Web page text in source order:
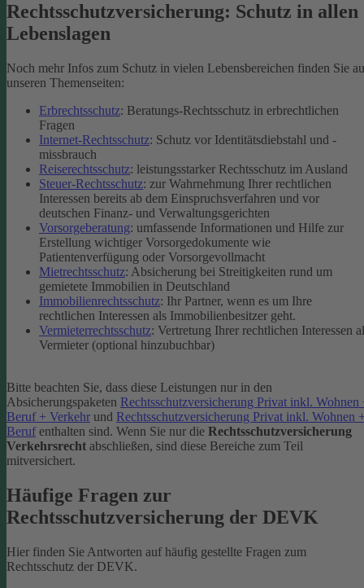
Rechtsschutzversicherung: Schutz in allen
Lebenslagen
Noch mehr Infos zum Schutz in vielen Lebensbereichen finden Sie
unseren Themenseiten:
Erbrechtsschutz: Beratungs-Rechtsschutz in erbrechtlichen
Fragen
Internet-Rechtsschutz: Schutz vor Identitätsdiebstahl und -
missbrauch
Reiserechtsschutz: leistungsstarker Rechtsschutz im Ausland
Steuer-Rechtsschutz: zur Wahrnehmung Ihrer rechtlichen
Interessen bereits ab dem Einspruchsverfahren und vor
deutschen Finanz- und Verwaltungsgerichten
Vorsorgeberatung: umfassende Informationen und Hilfe zur
Erstellung wichtiger Vorsorgedokumente wie
Patientenverfügung oder Vorsorgevollmacht
Mietrechtsschutz: Absicherung bei Streitigkeiten rund um
gemietete Immobilien in Deutschland
Immobilienrechtsschutz: Ihr Partner, wenn es um Ihre
rechtlichen Interessen als Immobilienbesitzer geht.
Vermieterrechtsschutz: Vertretung Ihrer rechtlichen Interessen
Vermieter (optional hinzubuchbar)
Bitte beachten Sie, dass diese Leistungen nur in den
Absicherungspaketen Rechtsschutzversicherung Privat inkl. Wohnen
Beruf + Verkehr und Rechtsschutzversicherung Privat inkl. Wohnen
Beruf enthalten sind. Wenn Sie nur die Rechtsschutzversicherung
Verkehrsrecht abschließen, sind diese Bereiche zum Teil
mitversichert.
Häufige Fragen zur
Rechtsschutzversicherung der DEVK
Hier finden Sie Antworten auf häufig gestellte Fragen zum
Rechtsschutz der DEVK.